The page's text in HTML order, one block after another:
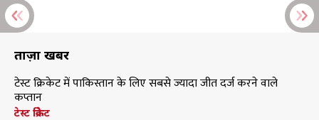
ताज़ा खबरें
टेस्ट क्रिकेट में पाकिस्तान के लिए सबसे ज्यादा जीत दर्ज करने वाले
कप्तान
टेस्ट क्रिकेट